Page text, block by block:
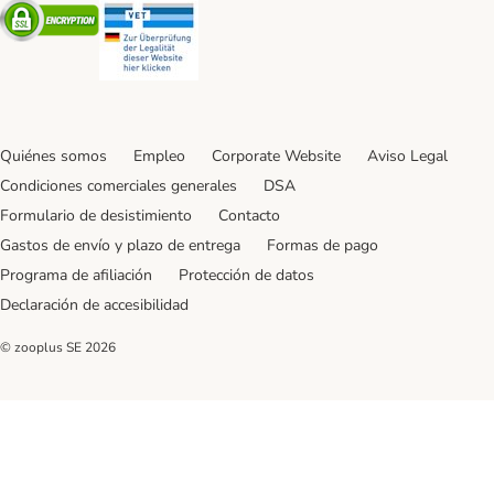
Security
Quiénes somos Empleo Corporate Website
Aviso Legal
Condiciones comerciales generales
DSA
Formulario de desistimiento
Contacto
Gastos de envío y plazo de entrega
Formas de pago
Programa de afiliación
Protección de datos
Declaración de accesibilidad
© zooplus SE 2026